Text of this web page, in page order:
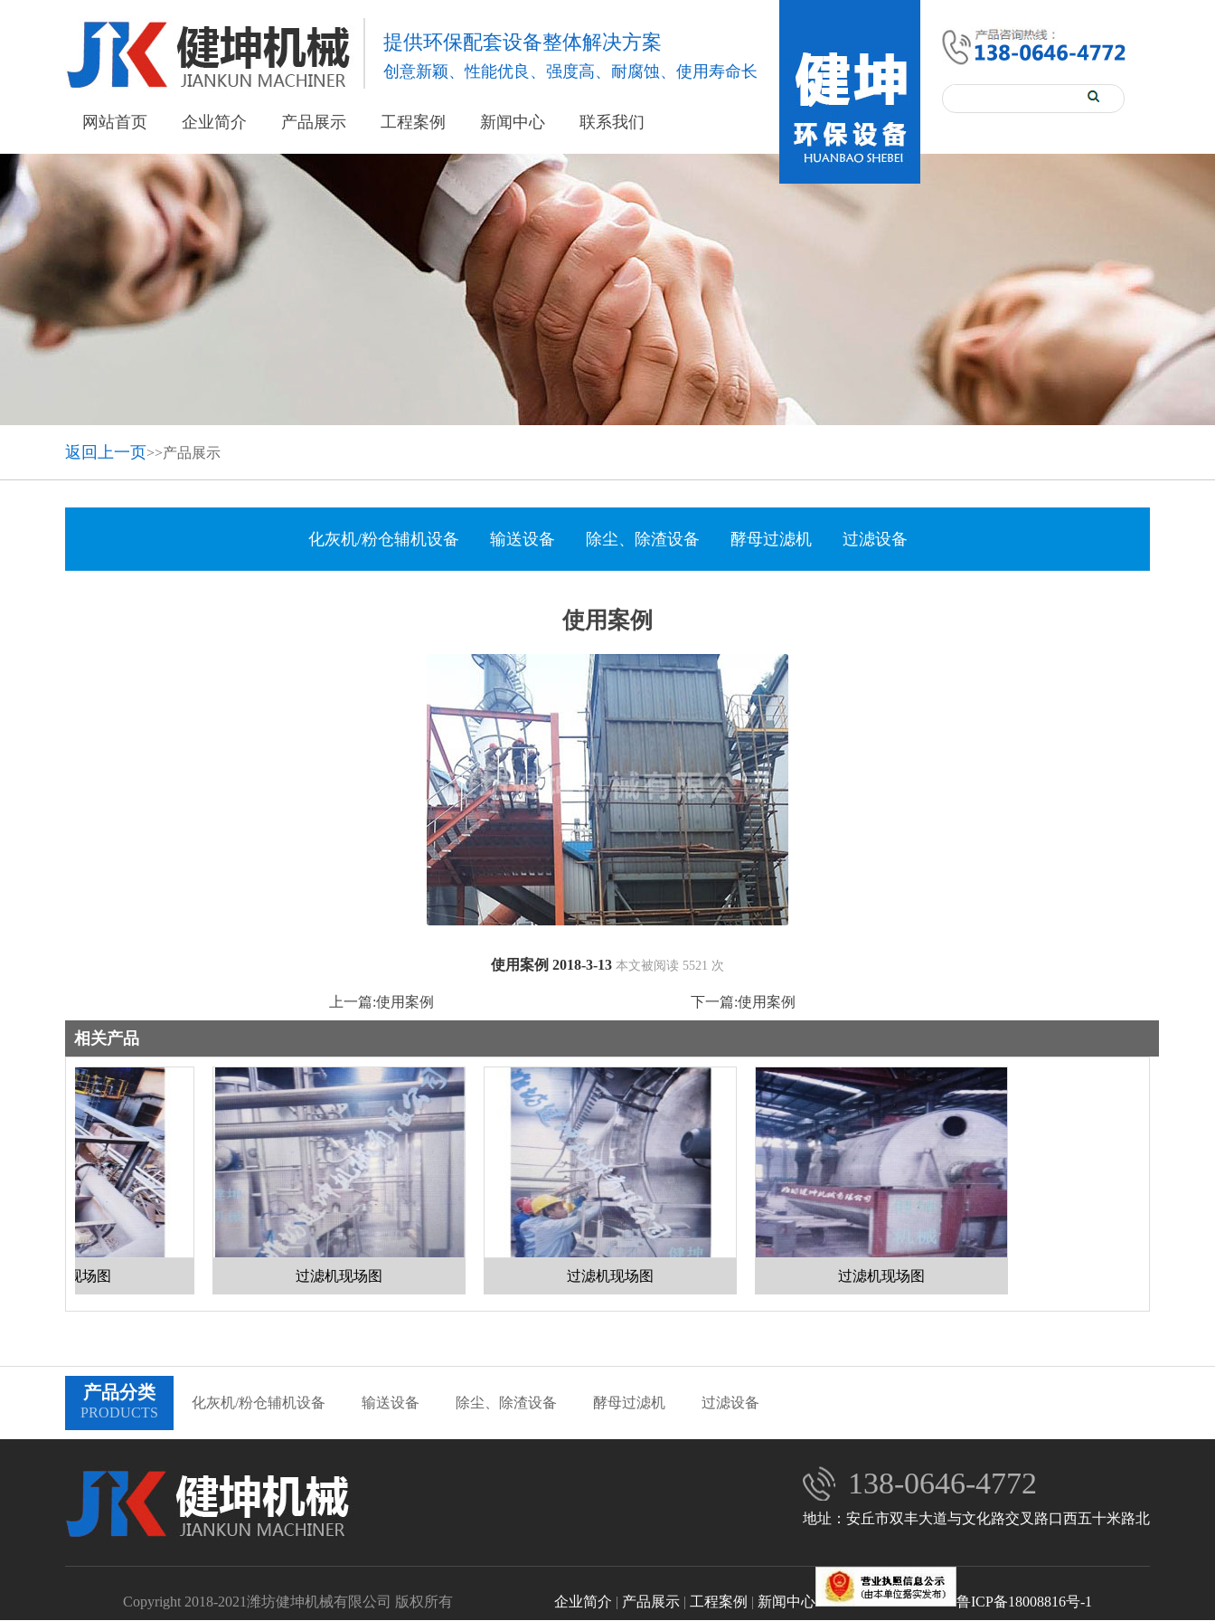
提供环保配套设备整体解决方案
创意新颖、性能优良、强度高、耐腐蚀、使用寿命长
网站首页 企业简介 产品展示 工程案例 新闻中心 联系我们
返回上一页>>产品展示
化灰机/粉仓辅机设备 输送设备 除尘、除渣设备 酵母过滤机 过滤设备
使用案例
使用案例 2018-3-13 本文被阅读 5521 次
上一篇:使用案例 下一篇:使用案例
相关产品
过滤机现场图 过滤机现场图 过滤机现场图
产品分类
PRODUCTS
化灰机/粉仓辅机设备 输送设备 除尘、除渣设备 酵母过滤机 过滤设备
138-0646-4772
地址：安丘市双丰大道与文化路交叉路口西五十米路北
Copyright 2018-2021潍坊健坤机械有限公司 版权所有 企业简介 | 产品展示 | 工程案例 | 新闻中心 鲁ICP备18008816号-1